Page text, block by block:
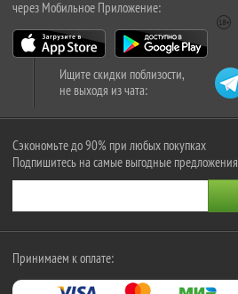
через Мобильное Приложение:
Ищите скидки поблизости,
не выходя из чата:
Сэкономьте до 90% при любых покупках
Подпишитесь на самые выгодные предложения
Принимаем к оплате: